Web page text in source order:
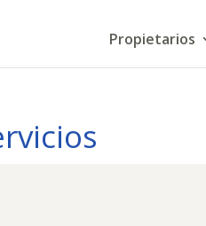
Propietarios